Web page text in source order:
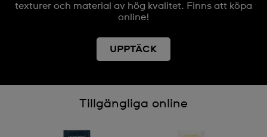
texturer och material av hög kvalitet. Finns att köpa
online!
UPPTÄCK
Tillgängliga online